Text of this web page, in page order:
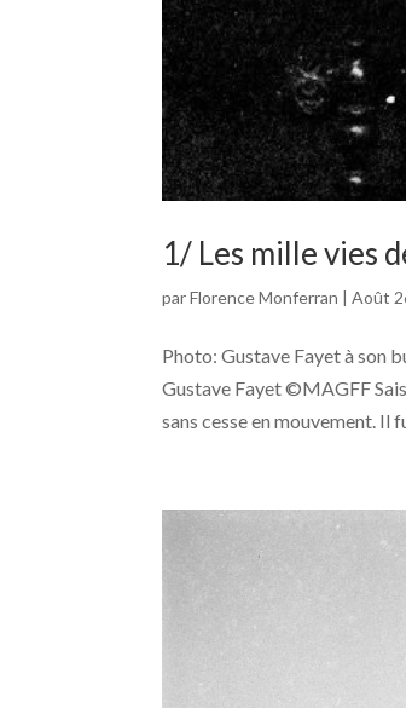
1/ Les mille vies
parFlorence Monferran |Août
Photo: Gustave Fayet à son
Gustave Fayet ©MAGFF
sans cesse en mouvement. Il